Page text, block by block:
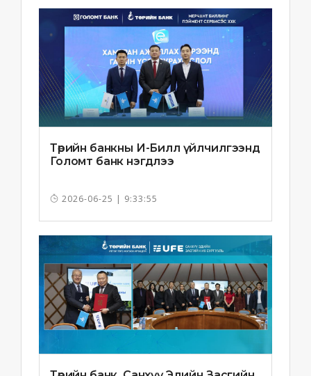
Төрийн банкны И-Билл үйлчилгээнд
Голомт банк нэгдлээ
2026-06-25 | 9:33:55